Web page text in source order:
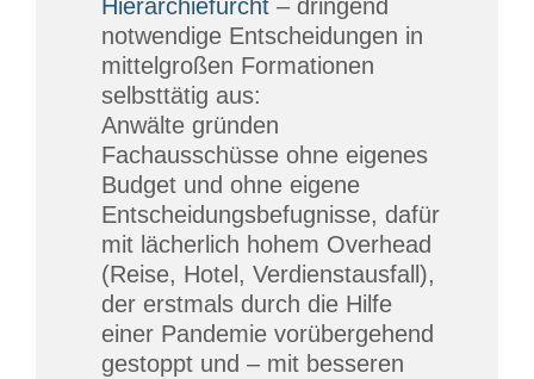
Hierarchiefurcht – dringend
notwendige Entscheidungen in
mittelgroßen Formationen
selbsttätig aus:
Anwälte gründen
Fachausschüsse ohne eigenes
Budget und ohne eigene
Entscheidungsbefugnisse, dafür
mit lächerlich hohem Overhead
(Reise, Hotel, Verdienstausfall),
der erstmals durch die Hilfe
einer Pandemie vorübergehend
gestoppt und – mit besseren